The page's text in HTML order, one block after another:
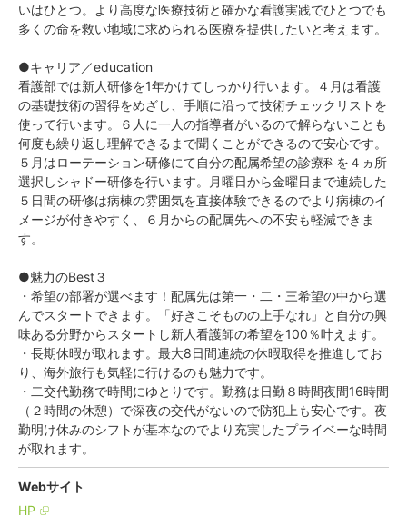
いはひとつ。より高度な医療技術と確かな看護実践でひとつでも
多くの命を救い地域に求められる医療を提供したいと考えます。
●キャリア／education
看護部では新人研修を1年かけてしっかり行います。４月は看護
の基礎技術の習得をめざし、手順に沿って技術チェックリストを
使って行います。６人に一人の指導者がいるので解らないことも
何度も繰り返し理解できるまで聞くことができるので安心です。
５月はローテーション研修にて自分の配属希望の診療科を４ヵ所
選択しシャドー研修を行います。月曜日から金曜日まで連続した
５日間の研修は病棟の雰囲気を直接体験できるのでより病棟のイ
メージが付きやすく、６月からの配属先への不安も軽減できま
す。
●魅力のBest３
・希望の部署が選べます！配属先は第一・二・三希望の中から選
んでスタートできます。「好きこそものの上手なれ」と自分の興
味ある分野からスタートし新人看護師の希望を100％叶えます。
・長期休暇が取れます。最大8日間連続の休暇取得を推進してお
り、海外旅行も気軽に行けるのも魅力です。
・二交代勤務で時間にゆとりです。勤務は日勤８時間夜間16時間
（２時間の休憩）で深夜の交代がないので防犯上も安心です。夜
勤明け休みのシフトが基本なのでより充実したプライベーな時間
が取れます。
Webサイト
HP